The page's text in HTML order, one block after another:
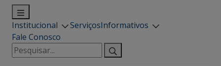
Institucional ServiçosInformativos
Fale Conosco
Pesquisar
por: